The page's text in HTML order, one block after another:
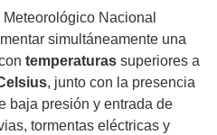
Nacional
simultáneamente una
temperaturas superiores a
, junto con la presencia
baja presión y entrada de
tormentas eléctricas y